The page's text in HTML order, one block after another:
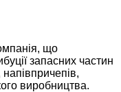
що
запасних частин
виробництва.